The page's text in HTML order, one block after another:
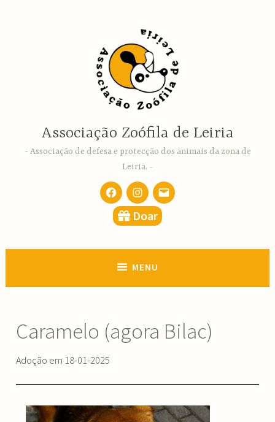
Associação Zoófila de Leiria
Associação de defesa e protecção dos animais da zona de
Leiria.
FacebookInstagram
email
Doar
MENU
Caramelo (agora Bilac)
Adoção em 18-01-2025